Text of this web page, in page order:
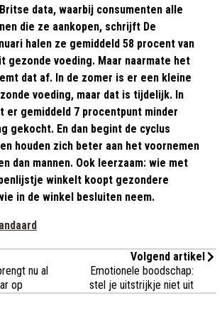
data, waarbij consumenten alle
die ze aankopen, schrijft De
halen ze gemiddeld 58 procent van
gezonde voeding. Maar naarmate het
dat af. In de zomer is er een kleine
voeding, maar dat is tijdelijk. In
er gemiddeld 7 procentpunt minder
gekocht. En dan begint de cyclus
houden zich beter aan het voornemen
dan mannen. Ook leerzaam: wie met
winkelt koopt gezondere
in de winkel besluiten neem.
nu al
op
Volgend artikel
Emotionele boodschap:
stel je uitstrijkje niet uit